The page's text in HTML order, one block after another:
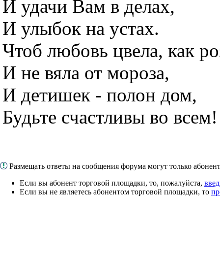
И удачи Вам в делах,
И улыбок на устах.
Чтоб любовь цвела, как
И не вяла от мороза,
И детишек - полон дом,
Будьте счастливы во всем!
Размещать ответы на сообщения форума могут только
Если вы абонент торговой площадки, то, пожалуйста,
Если вы не являетесь абонентом торговой площадки, то